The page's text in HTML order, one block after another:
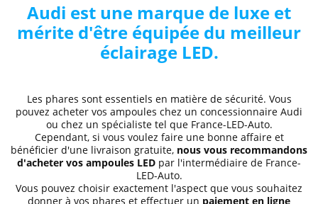
Audi est une marque de luxe et
mérite d'être équipée du meilleur
éclairage LED.
Les phares sont essentiels en matière de sécurité. Vous
pouvez acheter vos ampoules chez un concessionnaire Audi
ou chez un spécialiste tel que France-LED-Auto.
Cependant, si vous voulez faire une bonne affaire et
bénéficier d'une livraison gratuite, nous vous recommandons
d'acheter vos ampoules LED par l'intermédiaire de France-
LED-Auto.
Vous pouvez choisir exactement l'aspect que vous souhaitez
donner à vos phares et effectuer un paiement en ligne